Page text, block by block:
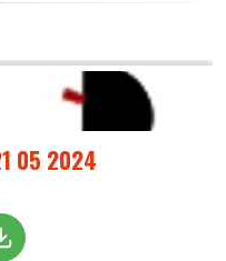
05 2024